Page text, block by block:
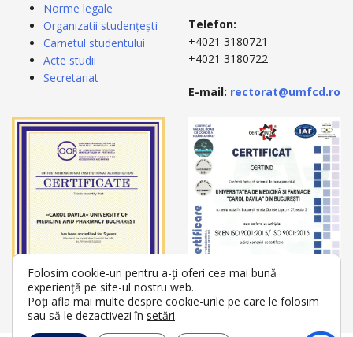
Norme legale
Organizatii studențești
Carnetul studentului
Acte studii
Secretariat
Telefon:
+4021 3180721
+4021 3180722
E-mail: rectorat@umfcd.ro
Folosim cookie-uri pentru a-ți oferi cea mai bună
experiență pe site-ul nostru web.
Poți afla mai multe despre cookie-urile pe care le folosim
sau să le dezactivezi în setări.